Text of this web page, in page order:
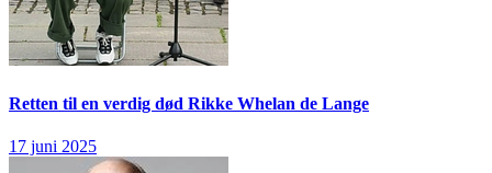
Retten til en verdig død Rikke Whelan de Lange
17 juni 2025